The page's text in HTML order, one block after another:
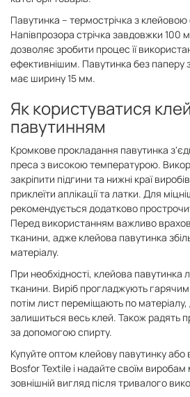
Павутинка – термострічка з клейовою
Напівпрозора стрічка завдовжки 100
дозволяє зробити процес її
ефективнішим. Павутинка без паперу
має ширину 15 мм.
Як користуватися
павутинням
Кромкове прокладання павутинка
преса з високою температурою.
закріпити підгини та нижні краї
приклеїти аплікації та латки. Для
рекомендується додатково
Перед використанням важливо
тканини, адже клейова павутинка
матеріалу.
При необхідності, клейова павутинка
тканини. Виріб прогладжують
потім лист переміщають по
залишиться весь клей. Також радять
за допомогою спирту.
Купуйте оптом клейову павутинку або
Bosfor Textile і надайте своїм виробам
зовнішній вигляд після тривалого